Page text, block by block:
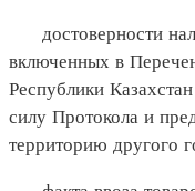
достоверности
включенных в
Республики
силу Протокола и
территорию другого